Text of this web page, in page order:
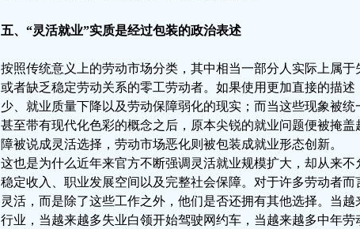
五、“灵活就业”实质是经过包装的政治表述
按照传统意义上的劳动市场分类，其中相当一部分人实际上属
或者缺乏稳定劳动关系的零工劳动者。如果使用更加直接的描
少、就业质量下降以及劳动保障弱化的现实；而当这些现象被统
甚至带有现代化色彩的概念之后，原本尖锐的就业问题便被掩
障被说成灵活选择，劳动市场恶化则被包装成就业形态创新。
这也是为什么近年来官方不断强调灵活就业规模扩大，却从来
稳定收入、职业发展空间以及完整社会保障。对于许多劳动者
灵活，而是除了这些工作之外，他们是否还拥有其他选择。当
行业，当越来越多失业白领开始驾驶网约车，当越来越多中年劳